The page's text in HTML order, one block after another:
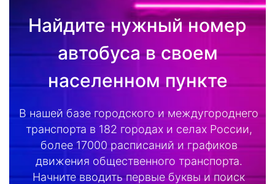
Найдите нужный номер
автобуса в своем
населенном пункте
В нашей базе городского и междугороднего
транспорта в 182 городах и селах России,
более 17000 расписаний и графиков
движения общественного транспорта.
Начните вводить первые буквы и поиск